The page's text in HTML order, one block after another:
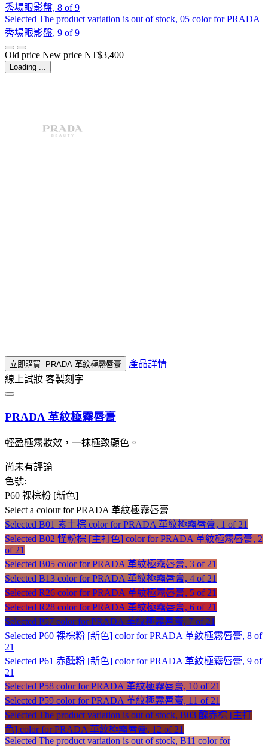
秀場眼影盤, 8 of 9
Selected The product variation is out of stock, 05 color for PRADA
秀場眼影盤, 9 of 9
Old price New price NT$3,400
Loading ...
立即購買 PRADA 革紋極霧唇膏
產品詳情
線上試妝 客製刻字
PRADA 革紋極霧唇膏
輕盈極霧妝效，一抹極致顯色。
尚未有評論
色號:
P60 裸棕粉 [新色]
Select a colourfor PRADA 革紋極霧唇膏
Selected B01 素土棕 color for PRADA 革紋極霧唇膏, 1 of 21
Selected B02 怪粉棕 [主打色] color for PRADA 革紋極霧唇膏, 2
of 21
Selected B05 color for PRADA 革紋極霧唇膏, 3 of 21
Selected B13 color for PRADA 革紋極霧唇膏, 4 of 21
Selected R26 color for PRADA 革紋極霧唇膏, 5 of 21
Selected R28 color for PRADA 革紋極霧唇膏, 6 of 21
Selected P57 color for PRADA 革紋極霧唇膏, 7 of 21
Selected P60 裸棕粉 [新色] color for PRADA 革紋極霧唇膏, 8 of
21
Selected P61 赤醺粉 [新色] color for PRADA 革紋極霧唇膏, 9 of
21
Selected P58 color for PRADA 革紋極霧唇膏, 10 of 21
Selected P59 color for PRADA 革紋極霧唇膏, 11 of 21
Selected The product variation is out of stock, B03 醜赤棕 [主打
色] color for PRADA 革紋極霧唇膏, 12 of 21
Selected The product variation is out of stock, B11 color for